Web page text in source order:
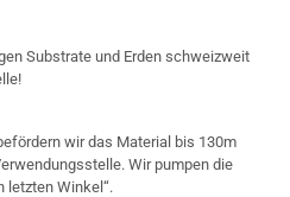
Substrate und Erden schweizweit
wir das Material bis 130m
Wir pumpen die
letzten Winkel“.